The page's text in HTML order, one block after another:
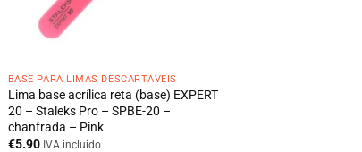
BASE PARA LIMAS DESCARTÁVEIS
Lima base acrílica reta (base) EXPERT
20 – Staleks Pro – SPBE-20 –
chanfrada – Pink
€5.90 IVA incluido